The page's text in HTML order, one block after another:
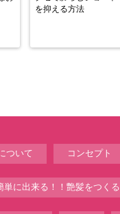
を抑える方法
ついて コンセプト
単に出来る！！艶髪をつく